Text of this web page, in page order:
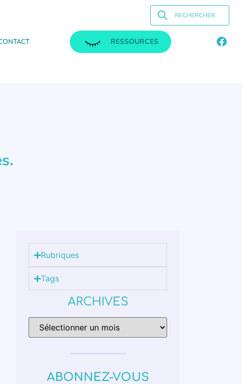
RESSOURCES
Rubriques
Tags
ARCHIVES
ABONNEZ-VOUS